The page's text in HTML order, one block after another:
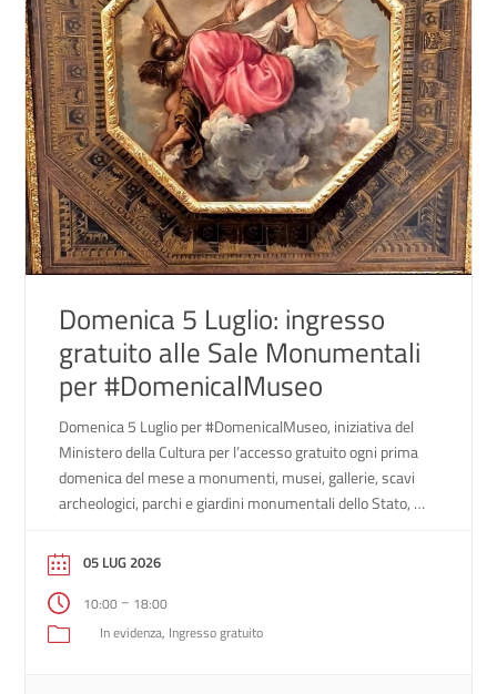
Domenica 5 Luglio: ingresso
gratuito alle Sale Monumentali
per #DomenicalMuseo
Domenica 5 Luglio per #DomenicalMuseo, iniziativa del
Ministero della Cultura per l’accesso gratuito ogni prima
domenica del mese a monumenti, musei, gallerie, scavi
archeologici, parchi e giardini monumentali dello Stato, è
Biblioteca Nazionale Marciana e al Museo Archeologico
Nazionale (orario: 10.00 – 18.00, ultimo ingresso alle ore
[…]
05 LUG 2026
10:00 – 18:00
In evidenza Ingresso gratuito